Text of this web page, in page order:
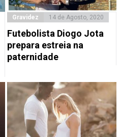
Gravidez 14 de Agosto, 2020
Futebolista Diogo Jota
prepara estreia na
paternidade